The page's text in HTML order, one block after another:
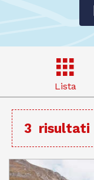
Lista
3 risultati